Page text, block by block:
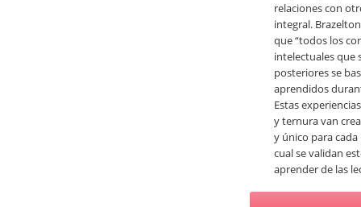
relaciones con
integral.
que “todos los
intelectuales que
posteriores se
aprendidos
Estas
y ternura van
y único para
cual se validan
aprender de las